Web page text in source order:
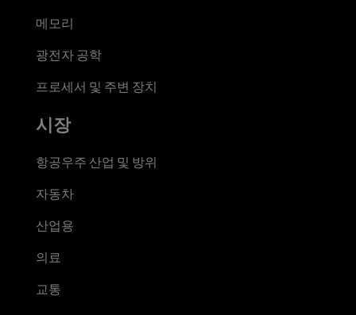
메모리
광전자 공학
프로세서 및 주변 장치
시장
항공우주 산업 및 방위
자동차
산업용
의료
교통